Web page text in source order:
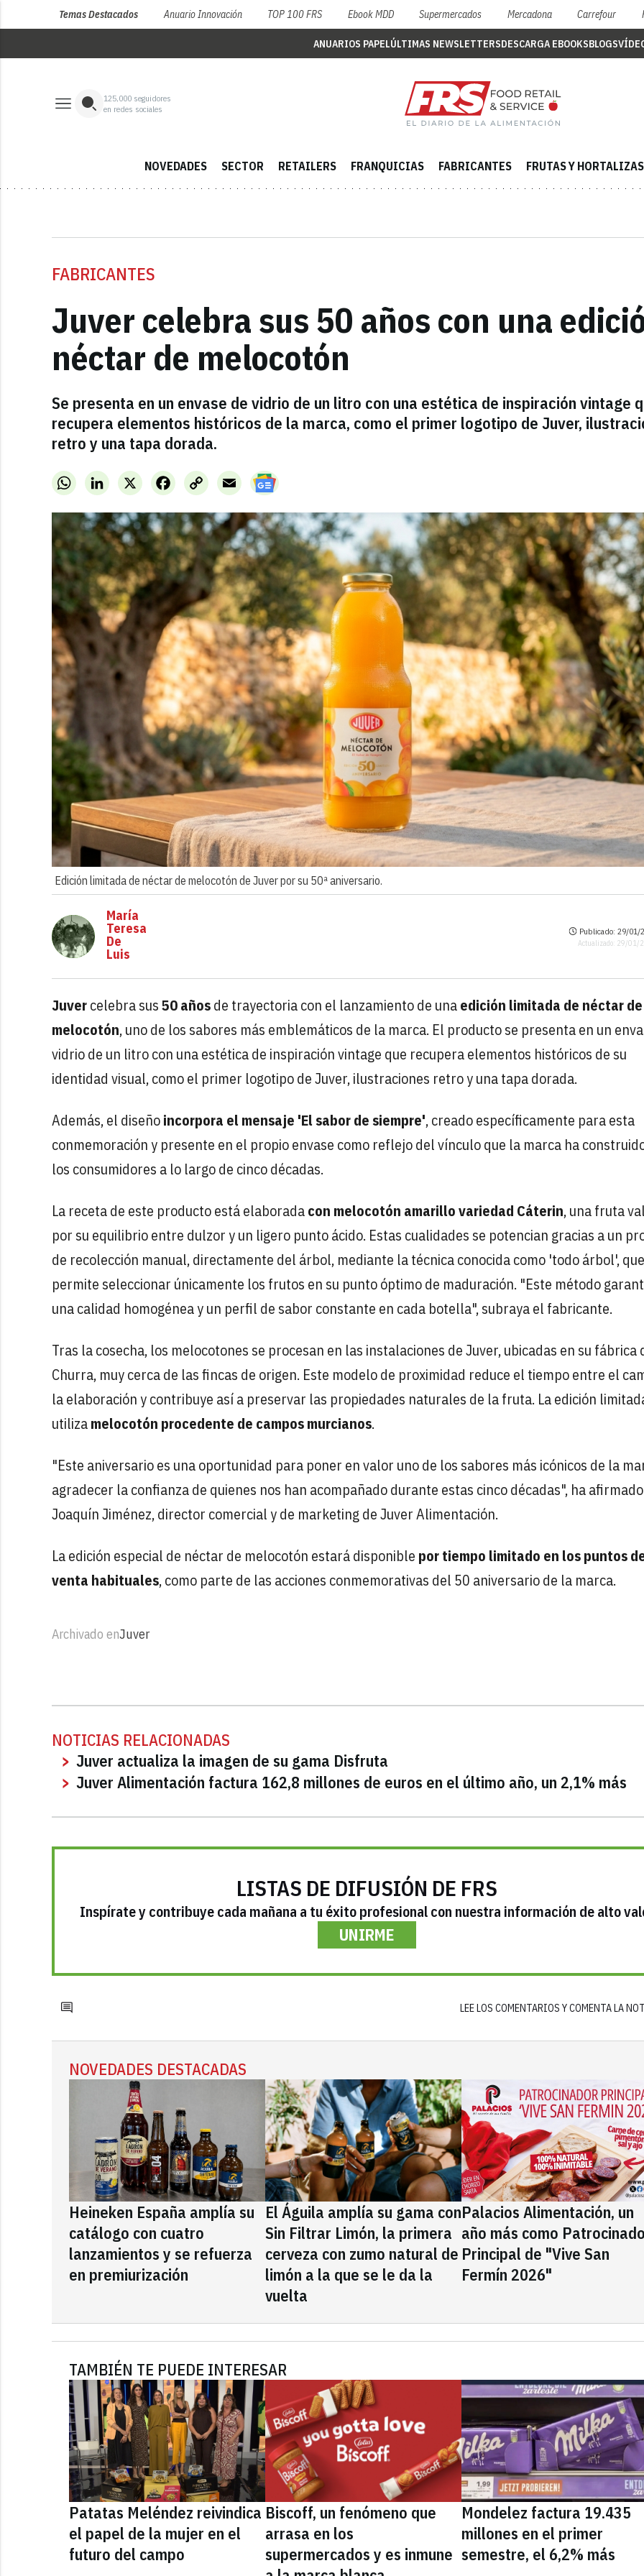
Temas Destacados Anuario Innovación TOP 100 FRS Ebook MDD Supermercados Mercadona Carrefour
ANUARIOS PAPELÚLTIMAS NEWSLETTERSDESCARGA EBOOKSBLOGS
125,000 seguidores
en redes sociales
NOVEDADES SECTOR RETAILERS FRANQUICIAS FABRICANTES FRUTAS Y HORTALIZAS
FABRICANTES
Juver celebra sus 50 años con una
néctar de melocotón
Se presenta en un envase de vidrio de un litro con una estética de inspiración vintage
recupera elementos históricos de la marca, como el primer logotipo de Juver,
retro y una tapa dorada.
WhatsAppLinkedInX FacebookCopy
Link
Email
Edición limitada de néctar de melocotón de Juver por su 50ª aniversario.
María
Teresa
De
Luis
Publicado: 29/01/
Actualizado: 29/01/
Juvercelebra sus50 añosde trayectoria con el lanzamiento de unaedición limitada de néctar de
melocotón, uno de los sabores más emblemáticos de la marca. El producto se presenta en un
vidrio de un litro con una estética de inspiración vintage que recupera elementos históricos de su
identidad visual, como el primer logotipo de Juver, ilustraciones retro y una tapa dorada.
Además, el diseñoincorpora el mensaje 'El sabor de siempre', creado específicamente para esta
conmemoración y presente en el propio envase como reflejo del vínculo que la marca ha
los consumidores a lo largo de cinco décadas.
La receta de este producto está elaboradacon melocotón amarillo variedad Cáterin, una fruta
por su equilibrio entre dulzor y un ligero punto ácido. Estas cualidades se potencian gracias a un
de recolección manual, directamente del árbol, mediante la técnica conocida como 'todo árbol', que
permite seleccionar únicamente los frutos en su punto óptimo de maduración. "Este método
una calidad homogénea y un perfil de sabor constante en cada botella", subraya el fabricante.
Tras la cosecha, los melocotones se procesan en las instalaciones de Juver, ubicadas en su fábrica
Churra, muy cerca de las fincas de origen. Este modelo de proximidad reduce el tiempo entre el
la elaboración y contribuye así a preservar las propiedades naturales de la fruta. La edición
utilizamelocotón procedente de campos murcianos.
"Este aniversario es una oportunidad para poner en valor uno de los sabores más icónicos de la
agradecer la confianza de quienes nos han acompañado durante estas cinco décadas", ha afirmado
Joaquín Jiménez, director comercial y de marketing de Juver Alimentación.
La edición especial de néctar de melocotón estará disponible por tiempo limitado en los puntos
venta habituales, como parte de las acciones conmemorativas del 50 aniversario de la marca.
Archivado enJuver
NOTICIAS RELACIONADAS
Juver actualiza la imagen de su gama Disfruta
Juver Alimentación factura 162,8 millones de euros en el último año, un 2,1% más
LISTAS DE DIFUSIÓN DE FRS
Inspírate y contribuye cada mañana a tu éxito profesional con nuestra información de alto
UNIRME
LEE LOS COMENTARIOS Y COMENTA LA
NOVEDADES DESTACADAS
Heineken España amplía su
catálogo con cuatro
lanzamientos y se refuerza
en premiurización
El Águila amplía su gama con
Sin Filtrar Limón, la primera
cerveza con zumo natural de
limón a la que se le da la
vuelta
Palacios Alimentación, un
año más como
Principal de "Vive San
Fermín 2026"
TAMBIÉN TE PUEDE INTERESAR
Patatas Meléndez reivindica
el papel de la mujer en el
futuro del campo
Biscoff, un fenómeno que
arrasa en los
supermercados y es inmune
Mondelez factura 19.435
millones en el primer
semestre, el 6,2% más